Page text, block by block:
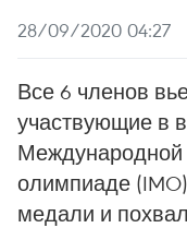
28/09/2020 04:27
Все 6 членов
участвующие в
Международной
олимпиаде
медали и